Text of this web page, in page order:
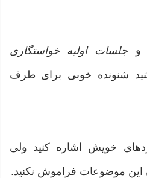
و جلسات اولیه خواستگاری
شنونده خوبی برای طرف
خویش اشاره کنید ولی
این موضوعات فراموش نکنید.